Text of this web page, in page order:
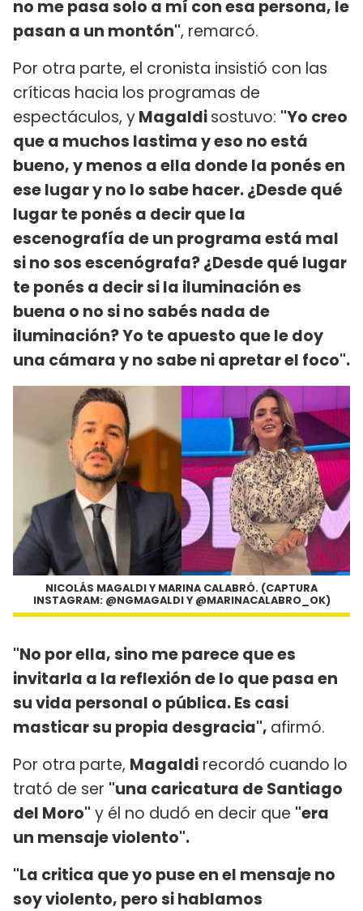
no me pasa solo a mí con esa persona, le
pasan a un montón", remarcó.
Por otra parte, el cronista insistió con las
críticas hacia los programas de
espectáculos, yMagaldisostuvo: "Yo creo
que a muchos lastima y eso no está
bueno, y menos a ella donde la ponés en
ese lugar y no lo sabe hacer. ¿Desde qué
lugar te ponés a decir que la
escenografía de un programa está mal
si no sos escenógrafa? ¿Desde qué lugar
te ponés a decir si la iluminación es
buena o no si no sabés nada de
iluminación? Yo te apuesto que le doy
una cámara y no sabe ni apretar el foco".
NICOLÁS MAGALDI Y MARINA CALABRÓ. (CAPTURA
INSTAGRAM: @NGMAGALDI Y @MARINACALABRO_OK)
"No por ella, sino me parece que es
invitarla a la reflexión de lo que pasa en
su vida personal o pública. Es casi
masticar su propia desgracia", afirmó.
Por otra parte, Magaldi recordó cuando lo
trató de ser "una caricatura de Santiago
del Moro" y él no dudó en decir que "era
un mensaje violento".
"La critica que yo puse en el mensaje no
soy violento, pero si hablamos